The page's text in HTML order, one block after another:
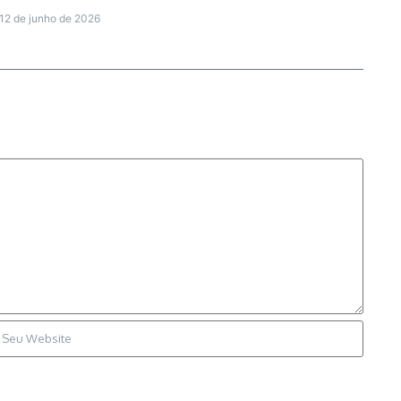
12 de junho de 2026